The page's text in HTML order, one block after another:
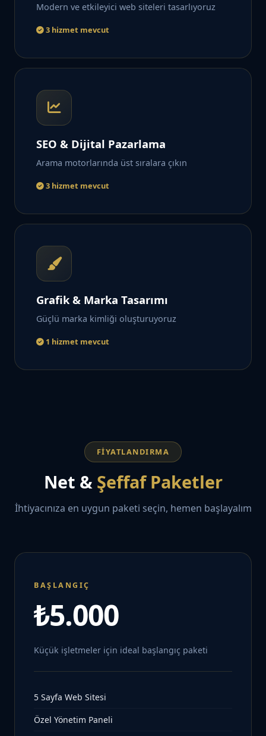
Modern ve etkileyici web siteleri tasarlıyoruz
3 hizmet mevcut
SEO & Dijital Pazarlama
Arama motorlarında üst sıralara çıkın
3 hizmet mevcut
Grafik & Marka Tasarımı
Güçlü marka kimliği oluşturuyoruz
1 hizmet mevcut
FIYATLANDIRMA
Net & Şeffaf Paketler
İhtiyacınıza en uygun paketi seçin, hemen başlayalım
BAŞLANGIÇ
₺5.000
Küçük işletmeler için ideal başlangıç paketi
5 Sayfa Web Sitesi
Özel Yönetim Paneli